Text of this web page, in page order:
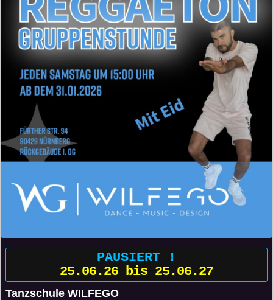
PAUSIERT !
25.06.26 bis 25.06.27
Tanzschule WILFEGO